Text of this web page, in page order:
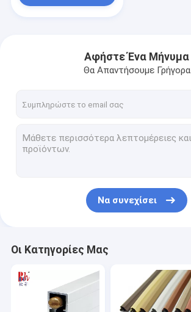
Αφήστε Ένα Μήνυμα
Θα Απαντήσουμε Γρήγορα
Να συνεχίσει
Οι Κατηγορίες Μας